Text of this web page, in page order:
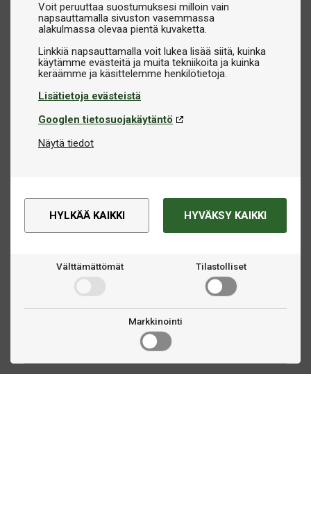
Voit peruuttaa suostumuksesi milloin vain
napsauttamalla sivuston vasemmassa
alakulmassa olevaa pientä kuvaketta.
Linkkiä napsauttamalla voit lukea lisää siitä, kuinka
käytämme evästeitä ja muita tekniikoita ja kuinka
Lisätietoja evästeistä
Googlen tietosuojakäytäntö
Näytä tiedot
HYLKÄÄ KAIKKI HYVÄKSY KAIKKI
Välttämättömät Tilastolliset
Markkinointi